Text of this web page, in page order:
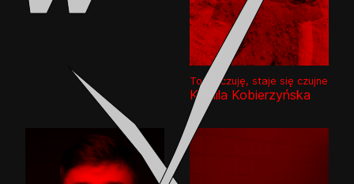
To co czuję, staje się czujne
Kamila Kobierzyńska